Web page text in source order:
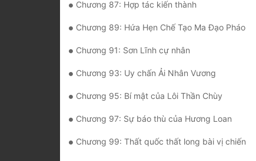
Chương 87: Hợp tác kiến thành
Chương 89: Hứa Hẹn Chế Tạo Ma Đạo Pháo
Chương 91: Sơn Lĩnh cự nhân
Chương 93: Uy chấn Ải Nhân Vương
Chương 95: Bí mật của Lôi Thần Chùy
Chương 97: Sự báo thù của Hương Loan
Chương 99: Thất quốc thất long bài vị chiến